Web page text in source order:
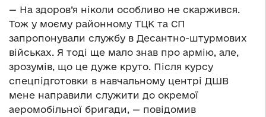
— На здоров’я ніколи особливо не скаржився.
Тож у моєму районному ТЦК та СП
запропонували службу в Десантно-штурмових
військах. Я тоді ще мало знав про армію, але,
зрозумів, що це дуже круто. Після курсу
спецпідготовки в навчальному центрі ДШВ
мене направили служити до окремої
аеромобільної бригади, — повідомив